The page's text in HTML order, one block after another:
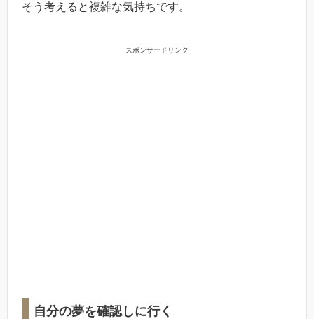
そう考えると複雑な気持ちです。
スポンサードリンク
自分の夢を確認しに行く